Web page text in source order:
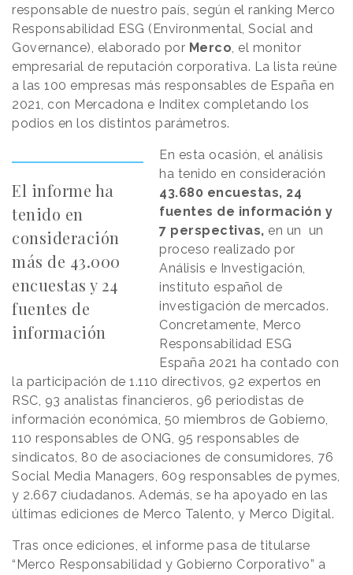
responsable de nuestro país, según el ranking Merco
Responsabilidad ESG (Environmental, Social and
Governance), elaborado por Merco, el monitor
empresarial de reputación corporativa. La lista reúne
a las 100 empresas más responsables de España en
2021, con Mercadona e Inditex completando los
podios en los distintos parámetros.
El informe ha
tenido en
consideración
más de 43.000
encuestas y 24
fuentes de
información
En esta ocasión, el análisis
ha tenido en consideración
43.680 encuestas, 24
fuentes de información y
7 perspectivas, en un un
proceso realizado por
Análisis e Investigación,
instituto español de
investigación de mercados.
Concretamente, Merco
Responsabilidad ESG
España 2021 ha contado con
la participación de 1.110 directivos, 92 expertos en
RSC, 93 analistas financieros, 96 periodistas de
información económica, 50 miembros de Gobierno,
110 responsables de ONG, 95 responsables de
sindicatos, 80 de asociaciones de consumidores, 76
Social Media Managers, 609 responsables de pymes,
y 2.667 ciudadanos. Además, se ha apoyado en las
últimas ediciones de Merco Talento, y Merco Digital.
Tras once ediciones, el informe pasa de titularse
“Merco Responsabilidad y Gobierno Corporativo” a